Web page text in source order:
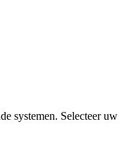
systemen. Selecteer uw